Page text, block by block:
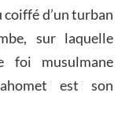
d’un turban
sur laquelle
foi musulmane
est son